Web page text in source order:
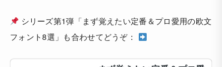
シリーズ第1弾「まず覚えたい定番＆プロ愛用の欧文
フォント8選」も合わせてどうぞ：